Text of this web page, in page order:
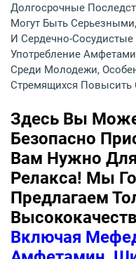
Долгосрочные
Могут Быть
И Сердечно-
Употребление
Среди Молодежи,
Стремящихся Повысить
Здесь Вы
Безопасно
Вам Нужно
Релакса! Мы
Предлагаем
Включая